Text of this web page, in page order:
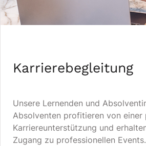
Karrierebegleitung
Unsere Lernenden und
Absolventen profitieren von einer
Karriereunterstützung und
Zugang zu professionellen